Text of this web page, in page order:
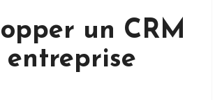
un CRM
entreprise